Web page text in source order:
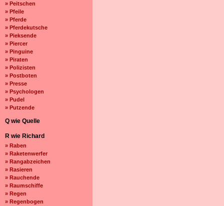
» Peitschen
» Pfeile
» Pferde
» Pferdekutsche
» Pieksende
» Piercer
» Pinguine
» Piraten
» Polizisten
» Postboten
» Presse
» Psychologen
» Pudel
» Putzende
Q wie Quelle
R wie Richard
» Raben
» Raketenwerfer
» Rangabzeichen
» Rasieren
» Rauchende
» Raumschiffe
» Regen
» Regenbogen